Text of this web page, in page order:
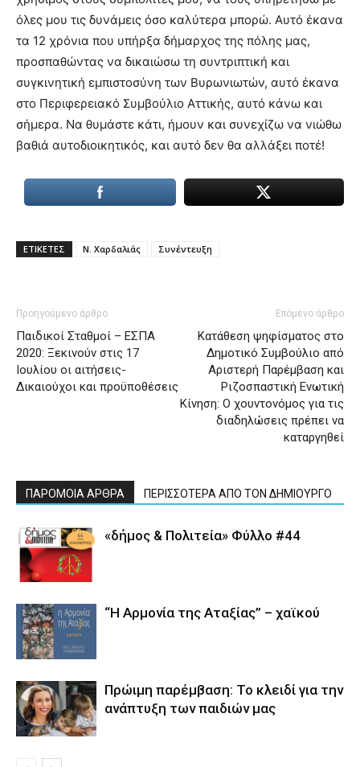
όλες μου τις δυνάμεις όσο καλύτερα μπορώ. Αυτό έκανα
τα 12 χρόνια που υπήρξα δήμαρχος της πόλης μας,
προσπαθώντας να δικαιώσω τη συντριπτική και
συγκινητική εμπιστοσύνη των Βυρωνιωτών, αυτό έκανα
στο Περιφερειακό Συμβούλιο Αττικής, αυτό κάνω και
σήμερα. Να θυμάστε κάτι, ήμουν και συνεχίζω να νιώθω
βαθιά αυτοδιοικητικός, και αυτό δεν θα αλλάξει ποτέ!
ΕΤΙΚΕΤΕΣ Ν. Χαρδαλιάς Συνέντευξη
Προηγούμενο άρθρο
Παιδικοί Σταθμοί – ΕΣΠΑ
2020: Ξεκινούν στις 17
Ιουλίου οι αιτήσεις-
Δικαιούχοι και προϋποθέσεις
Επόμενο άρθρο
Κατάθεση ψηφίσματος στο
Δημοτικό Συμβούλιο από
Αριστερή Παρέμβαση και
Ριζοσπαστική Ενωτική
Κίνηση: Ο χουντονόμος για τις
διαδηλώσεις πρέπει να
καταργηθεί
ΠΑΡΟΜΟΙΑ ΑΡΘΡΑ ΠΕΡΙΣΣΟΤΕΡΑ ΑΠΟ ΤΟΝ ΔΗΜΙΟΥΡΓΟ
«δήμος & Πολιτεία» Φύλλο #44
“Η Αρμονία της Αταξίας” – χαϊκού
Πρώιμη παρέμβαση: Το κλειδί για την
ανάπτυξη των παιδιών µας